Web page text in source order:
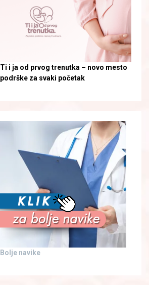
Ti i ja od prvog trenutka – novo mesto
podrške za svaki početak
Bolje navike